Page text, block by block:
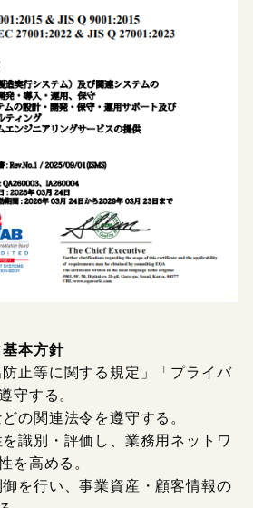
本方針
止等に関する規定」「プライバ
守する。
の関連法令を遵守する。
識別・評価し、業務用ネットワ
を高める。
を行い、事業資産・顧客情報の